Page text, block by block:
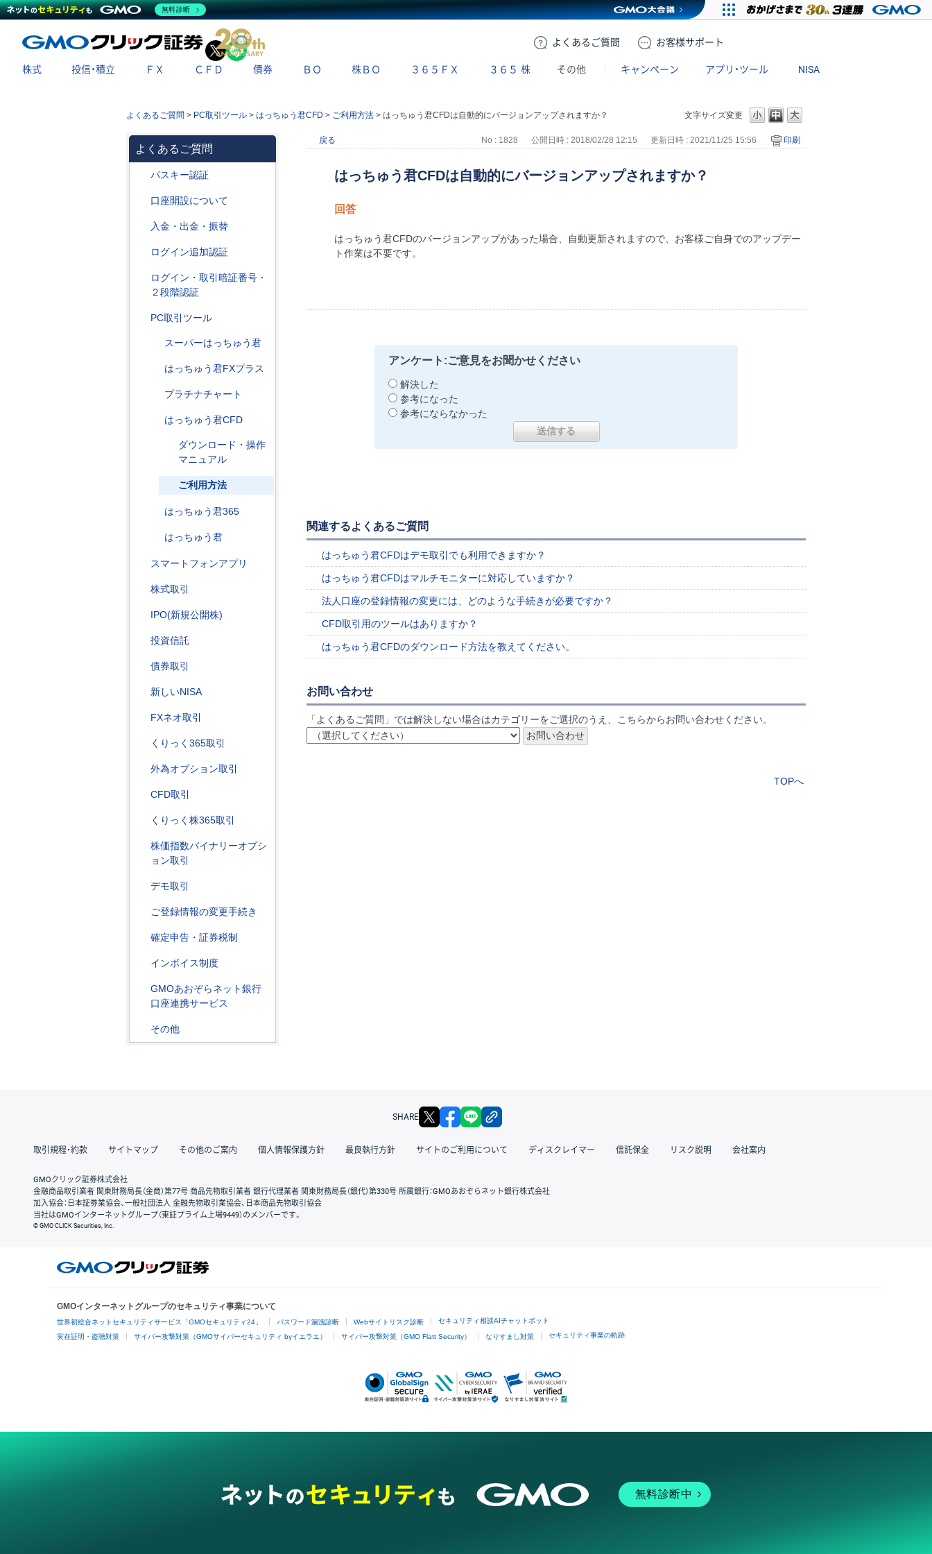
よくある ご質問 お客様サポート
X
株式 投信・積立 ＦＸ ＣＦＤ 債券 ＢＯ 株ＢＯ ３６５ＦＸ ３６５ 株 その他 キャンペーン アプリ・ツール NISA
文字サイズ変更
よくあるご質問 > PC取引ツール > はっちゅう君CFD > ご利用方法 > はっちゅう君CFDは自動的にバージョンアップされますか？
よくあるご質問
パスキー認証
口座開設について
入金・出金・振替
ログイン追加認証
ログイン・取引暗証番号・
２段階認証
PC取引ツール
スーパーはっちゅう君
はっちゅう君FXプラス
プラチナチャート
はっちゅう君CFD
ダウンロード・操作
マニュアル
ご利用方法
はっちゅう君365
はっちゅう君
スマートフォンアプリ
株式取引
IPO(新規公開株)
投資信託
債券取引
新しいNISA
FXネオ取引
くりっく365取引
外為オプション取引
CFD取引
くりっく株365取引
株価指数バイナリーオプシ
ョン取引
デモ取引
ご登録情報の変更手続き
確定申告・証券税制
インボイス制度
GMOあおぞらネット銀行
口座連携サービス
その他
戻る No : 1828 公開日時 : 2018/02/28 12:15 更新日時 : 2021/11/25 15:56 印刷
はっちゅう君CFDは自動的にバージョンアップされますか？
回答
はっちゅう君CFDのバージョンアップがあった場合、自動更新されますので、お客様ご自身でのアップデー
ト作業は不要です。
アンケート:ご意見をお聞かせください
解決した
参考になった
参考にならなかった
関連するよくあるご質問
はっちゅう君CFDはデモ取引でも利用できますか？
はっちゅう君CFDはマルチモニターに対応していますか？
法人口座の登録情報の変更には、どのような手続きが必要ですか？
CFD取引用のツールはありますか？
はっちゅう君CFDのダウンロード方法を教えてください。
お問い合わせ
「よくあるご質問」では解決しない場合はカテゴリーをご選択のうえ、こちらからお問い合わせください。
TOPへ
SHARE X facebook
取引規程・約款 サイトマップ その他のご案内 個人情報保護方針 最良執行方針 サイトのご利用について ディスクレイマー 信託保全 リスク説明 会社案内
GMOクリック証券株式会社
金融商品取引業者 関東財務局長（金商）第77号 商品先物取引業者 銀行代理業者 関東財務局長（銀代）第330号 所属銀行：GMOあおぞらネット銀行株式会社
加入協会：日本証券業協会、一般社団法人 金融先物取引業協会、日本商品先物取引協会
当社はGMOインターネットグループ（東証プライム上場9449）のメンバーです。
© GMO CLICK Securities, Inc.
GMOインターネットグループのセキュリティ事業について
世界初総合ネットセキュリティサービス「GMOセキュリティ24」 パスワード漏洩診断 Webサイトリスク診断 セキュリティ相談AIチャットボット
実在証明・盗聴対策 サイバー攻撃対策（GMOサイバーセキュリティ byイエラエ） サイバー攻撃対策（GMO Flatt Security） なりすまし対策 セキュリティ事業の軌跡
無料診断中
無料診断